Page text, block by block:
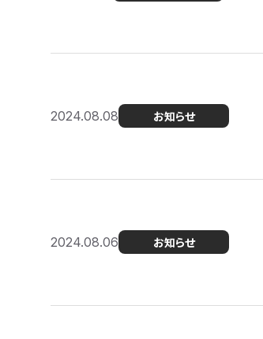
2024.08.08 お知らせ
2024.08.06 お知らせ